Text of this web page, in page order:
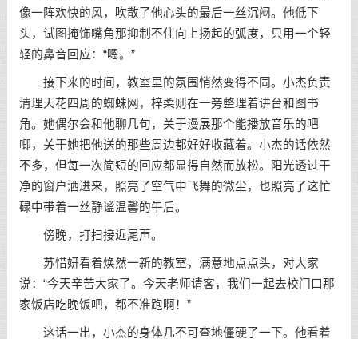
像一阵欢快的风，吹散了他心头的最后一丝沉闷。他低下
头，试图掩饰嘴角那抑制不住向上扬起的弧度，只用一个轻
轻的鼻音回应：“嗯。”
接下来的时间，教室里的氛围悄然变得不同。小杰负责
清理天花四周的蜘蛛网，梓柔则在一旁整理着讲台和图书
角。她偶尔会和他聊几句，关于漫展那个能播放音乐的吧
唧，关于她把他送的那些周边都好好收藏着。小杰的话依然
不多，但每一次简短的回应都显得自然而放松。阳光透过干
净的窗户洒进来，照亮了空气中飞舞的微尘，也照亮了这忙
碌中带着一丝静谧温馨的午后。
傍晚，打扫接近尾声。
苏惜妍看着焕然一新的教室，满意地点点头，对大家
说：“今天辛苦大家了。今天老师请客，我们一起去校门口那
家饭店吃晚饭吧，都不准跑啊！”
这话一出，小杰的身体几不可查地僵硬了一下。他看着